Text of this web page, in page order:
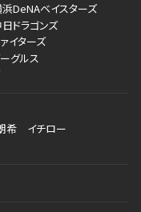
DeNAベイスターズ
ドラゴンズ
イターズ
グルス
希
イチロー